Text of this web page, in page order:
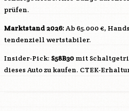
prüfen.
Marktstand 2026:Ab 65.000 €,
tendenziell wertstabiler.
Insider-Pick: S58B30 mit
dieses Auto zu kaufen. CTEK-